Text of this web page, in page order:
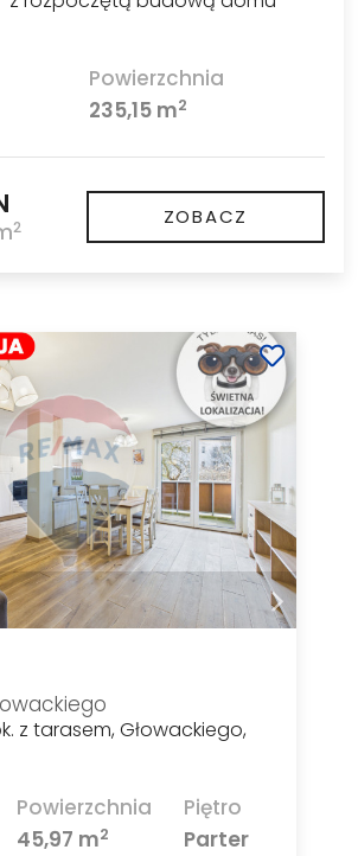
Powierzchnia
235,15 m2
2 ZOBACZ
z tarasem, Głowackiego,
Powierzchnia
45,97 m2
Piętro
Parter